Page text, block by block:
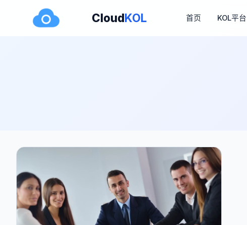
CloudKOL 首页 KOL平台